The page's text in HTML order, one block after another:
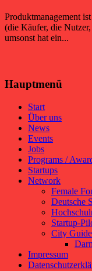
Produktmanagement
(die Käufer, die
umsonst hat ein...
Hauptmenü
Start
Über uns
News
Events
Jobs
Programs /
Startups
Network
Female
Deutsche
Startup-
City
Impressum